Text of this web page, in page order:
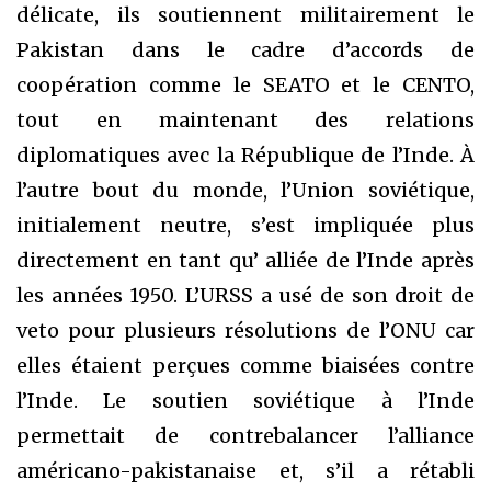
délicate, ils soutiennent militairement le
Pakistan dans le cadre d’accords de
coopération comme le SEATO et le CENTO,
tout en maintenant des relations
diplomatiques avec la République de l’Inde. À
l’autre bout du monde, l’Union soviétique,
initialement neutre, s’est impliquée plus
directement en tant qu’ alliée de l’Inde après
les années 1950. L’URSS a usé de son droit de
veto pour plusieurs résolutions de l’ONU car
elles étaient perçues comme biaisées contre
l’Inde. Le soutien soviétique à l’Inde
permettait de contrebalancer l’alliance
américano-pakistanaise et, s’il a rétabli